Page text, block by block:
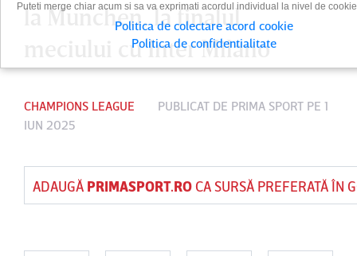
la Munchen, la finalul
meciului cu Inter Milano
CHAMPIONS LEAGUE PUBLICAT DE PRIMA SPORT PE 1
IUN 2025
ADAUGĂ PRIMASPORT.ROCA SURSĂ PREFERATĂ ÎN
Puteti merge chiar acum si sa va exprimati acordul individual la nivel de
Politica de colectare acord cookie
Politica de confidentialitate